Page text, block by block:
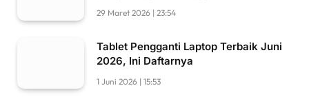
29 Maret 2026 | 23:54
Tablet Pengganti Laptop Terbaik Juni
2026, Ini Daftarnya
1 Juni 2026 | 15:53